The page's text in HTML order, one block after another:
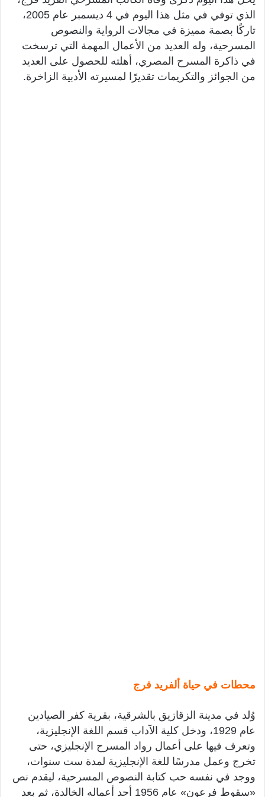
الذي توفي في مثل هذا اليوم في 4 ديسمبر عام 2005،
تاركًا بصمة مميزة في مجالات الرواية والنصوص
المسرحية، وله العديد من الأعمال المهمة التي ترسخت
في ذاكرة المسرح المصري، أهلته للحصول على العديد
من الجوائز والتكريمات تقديرًا لمسيرته الأدبية الزاخرة.
محطات في حياة ألفريد فرج
وُلد في مدينة الزقازيق بالشرقية، بقرية كفر الصيادين
عام 1929، ودخل كلية الآداب قسم اللغة الإنجليزية،
وتعرف فيها على أعمال رواد المسرح الإنجليزي، حتى
تخرج وعمل مدرسًا للغة الإنجليزية لمدة ست سنوات،
ووجد في نفسه حب كتابة النصوص المسرحية، ليقدم نص
«سقوط فرعون» عام 1956 أحد أعماله الخالدة، ثم بعد